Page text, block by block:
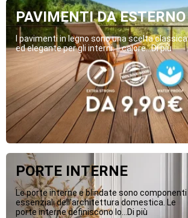
PAVIMENTI DA ESTERNO
I pavimenti in legno sono una scelta classica
ed elegante per gli interni. Il calore...Di più
PORTE INTERNE
Le porte interne e blindate sono componenti
essenziali dell’architettura domestica. Le
porte interne definiscono lo...Di più